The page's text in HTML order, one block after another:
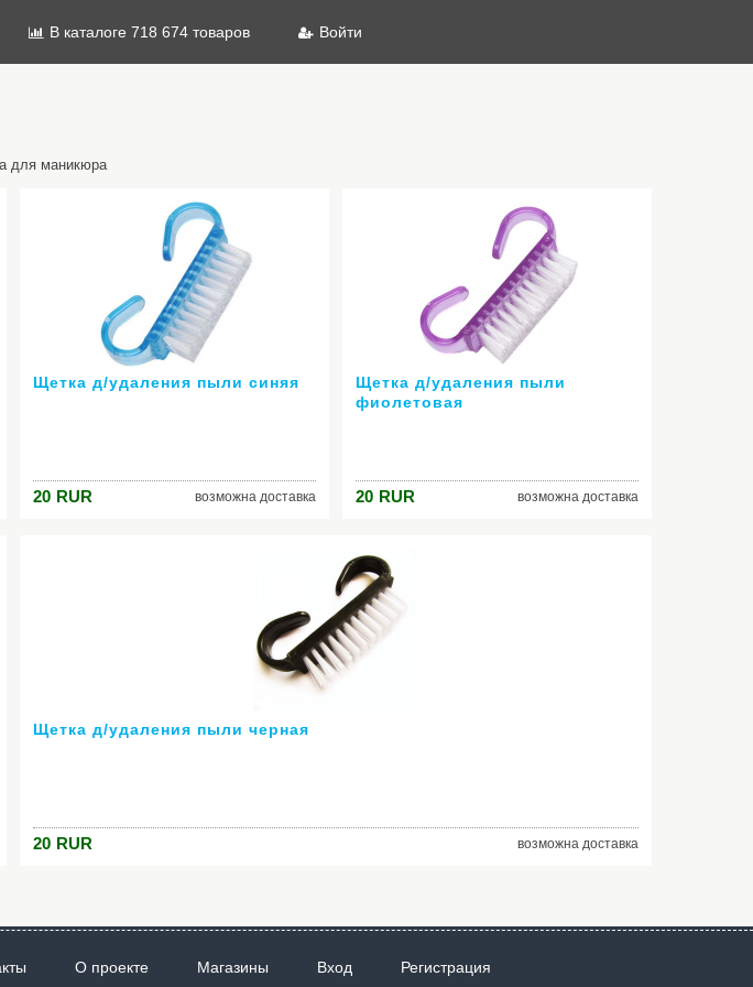
В каталоге 718 674 товаров Войти
для маникюра
Щетка д/удаления пыли синяя
20 RUR возможна доставка
Щетка д/удаления пыли
фиолетовая
20 RUR возможна доставка
Щетка д/удаления пыли черная
20 RUR возможна доставка
О проекте Магазины Вход Регистрация